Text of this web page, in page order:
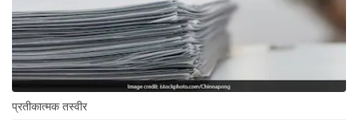
प्रतीकात्मक तस्वीर